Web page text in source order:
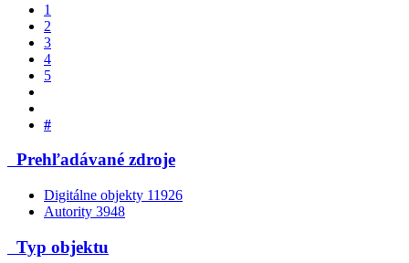
1
2
3
4
5
#
Prehľadávané zdroje
Digitálne objekty 11926
Autority 3948
Typ objektu